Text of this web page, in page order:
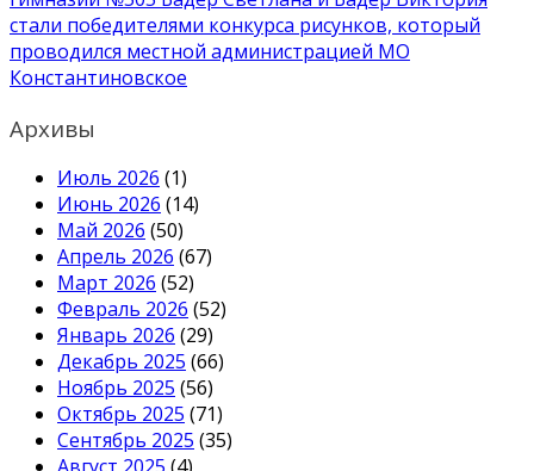
стали победителями конкурса рисунков, который
проводился местной администрацией МО
Константиновское
Архивы
Июль 2026 (1)
Июнь 2026 (14)
Май 2026 (50)
Апрель 2026 (67)
Март 2026 (52)
Февраль 2026 (52)
Январь 2026 (29)
Декабрь 2025 (66)
Ноябрь 2025 (56)
Октябрь 2025 (71)
Сентябрь 2025 (35)